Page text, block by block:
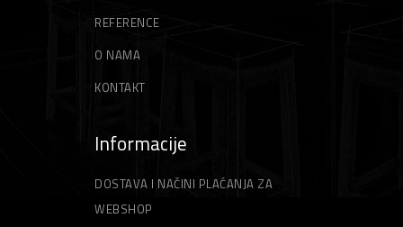
REFERENCE
O NAMA
KONTAKT
Informacije
DOSTAVA I NAČINI PLAĆANJA ZA
WEBSHOP